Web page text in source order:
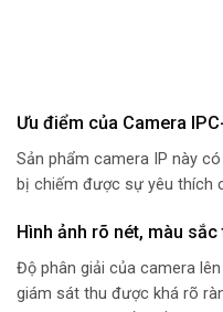
Ưu điểm của Camera
Sản phẩm camera IP này
bị chiếm được sự yêu thích
Hình ảnh rõ nét, màu
Độ phân giải của camera
giám sát thu được khá rõ